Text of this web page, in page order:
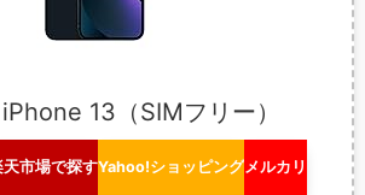
13（SIMフリー）
天市場で探すYahoo!ショッピングメルカリ